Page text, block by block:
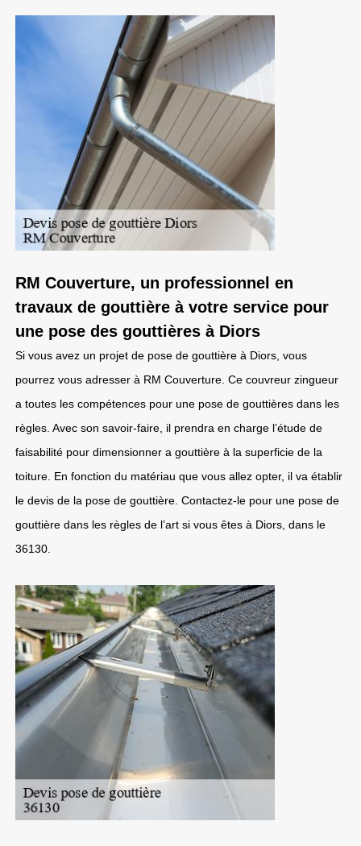
RM Couverture, un professionnel en
travaux de gouttière à votre service pour
une pose des gouttières à Diors
Si vous avez un projet de pose de gouttière à Diors, vous
pourrez vous adresser à RM Couverture. Ce couvreur zingueur
a toutes les compétences pour une pose de gouttières dans les
règles. Avec son savoir-faire, il prendra en charge l’étude de
faisabilité pour dimensionner a gouttière à la superficie de la
toiture. En fonction du matériau que vous allez opter, il va établir
le devis de la pose de gouttière. Contactez-le pour une pose de
gouttière dans les règles de l’art si vous êtes à Diors, dans le
36130.